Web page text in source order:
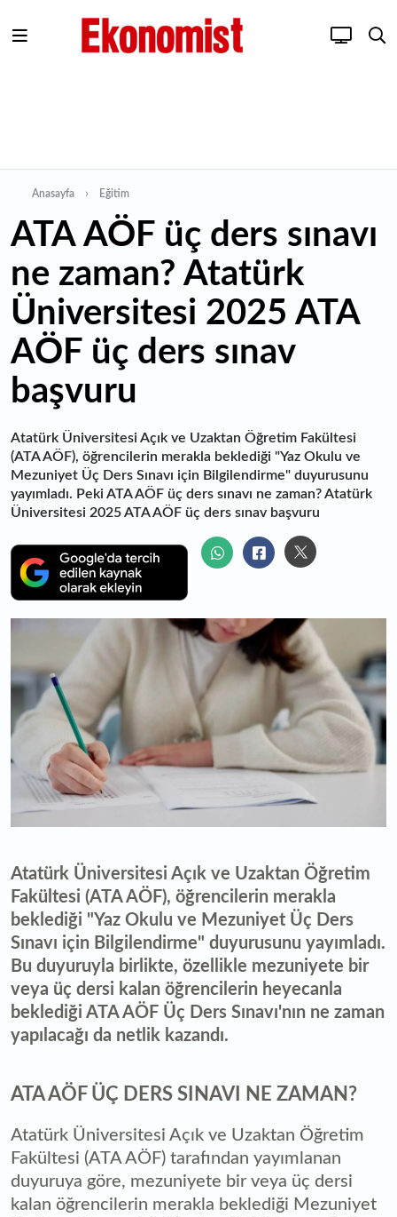
Anasayfa Eğitim
ATA AÖF üç ders sınavı
ne zaman? Atatürk
Üniversitesi 2025 ATA
AÖF üç ders sınav
başvuru
Atatürk Üniversitesi Açık ve Uzaktan Öğretim Fakültesi
(ATA AÖF), öğrencilerin merakla beklediği "Yaz Okulu ve
Mezuniyet Üç Ders Sınavı için Bilgilendirme" duyurusunu
yayımladı. Peki ATA AÖF üç ders sınavı ne zaman? Atatürk
Üniversitesi 2025 ATA AÖF üç ders sınav başvuru
Atatürk Üniversitesi Açık ve Uzaktan Öğretim
Fakültesi (ATA AÖF), öğrencilerin merakla
beklediği "Yaz Okulu ve Mezuniyet Üç Ders
Sınavı için Bilgilendirme" duyurusunu yayımladı.
Bu duyuruyla birlikte, özellikle mezuniyete bir
veya üç dersi kalan öğrencilerin heyecanla
beklediği ATA AÖF Üç Ders Sınavı'nın ne zaman
yapılacağı da netlik kazandı.
ATA AÖF ÜÇ DERS SINAVI NE ZAMAN?
Atatürk Üniversitesi Açık ve Uzaktan Öğretim
Fakültesi (ATA AÖF) tarafından yayımlanan
duyuruya göre, mezuniyete bir veya üç dersi
kalan öğrencilerin merakla beklediği Mezuniyet